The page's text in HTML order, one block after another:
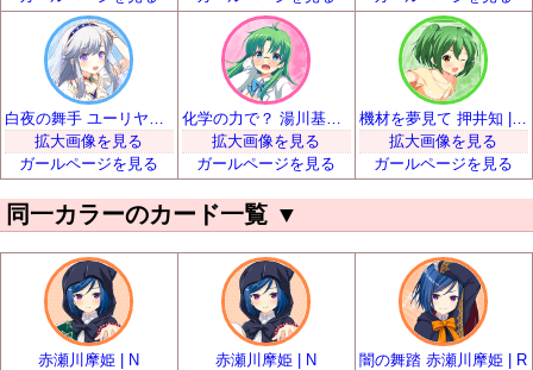
拡大画像を見る
ガールページを見る
化学の力で？ 湯川基世 | SR
拡大画像を見る
ガールページを見る
機材を夢見て 押井知 | SR
拡大画像を見る
ガールページを見る
同一カラーのカード一覧 ▼
赤瀬川摩姫 | N
赤瀬川摩姫 | N
闇の舞踏 赤瀬川摩姫 | R